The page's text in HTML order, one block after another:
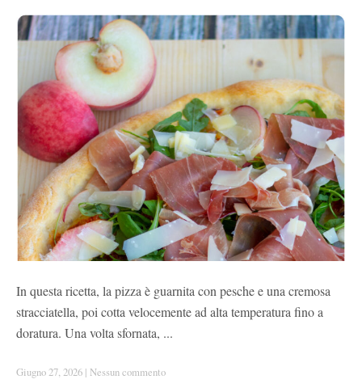
In questa ricetta, la pizza è guarnita con pesche e una cremosa
stracciatella, poi cotta velocemente ad alta temperatura fino a
doratura. Una volta sfornata, ...
Giugno 27, 2026 | Nessun commento